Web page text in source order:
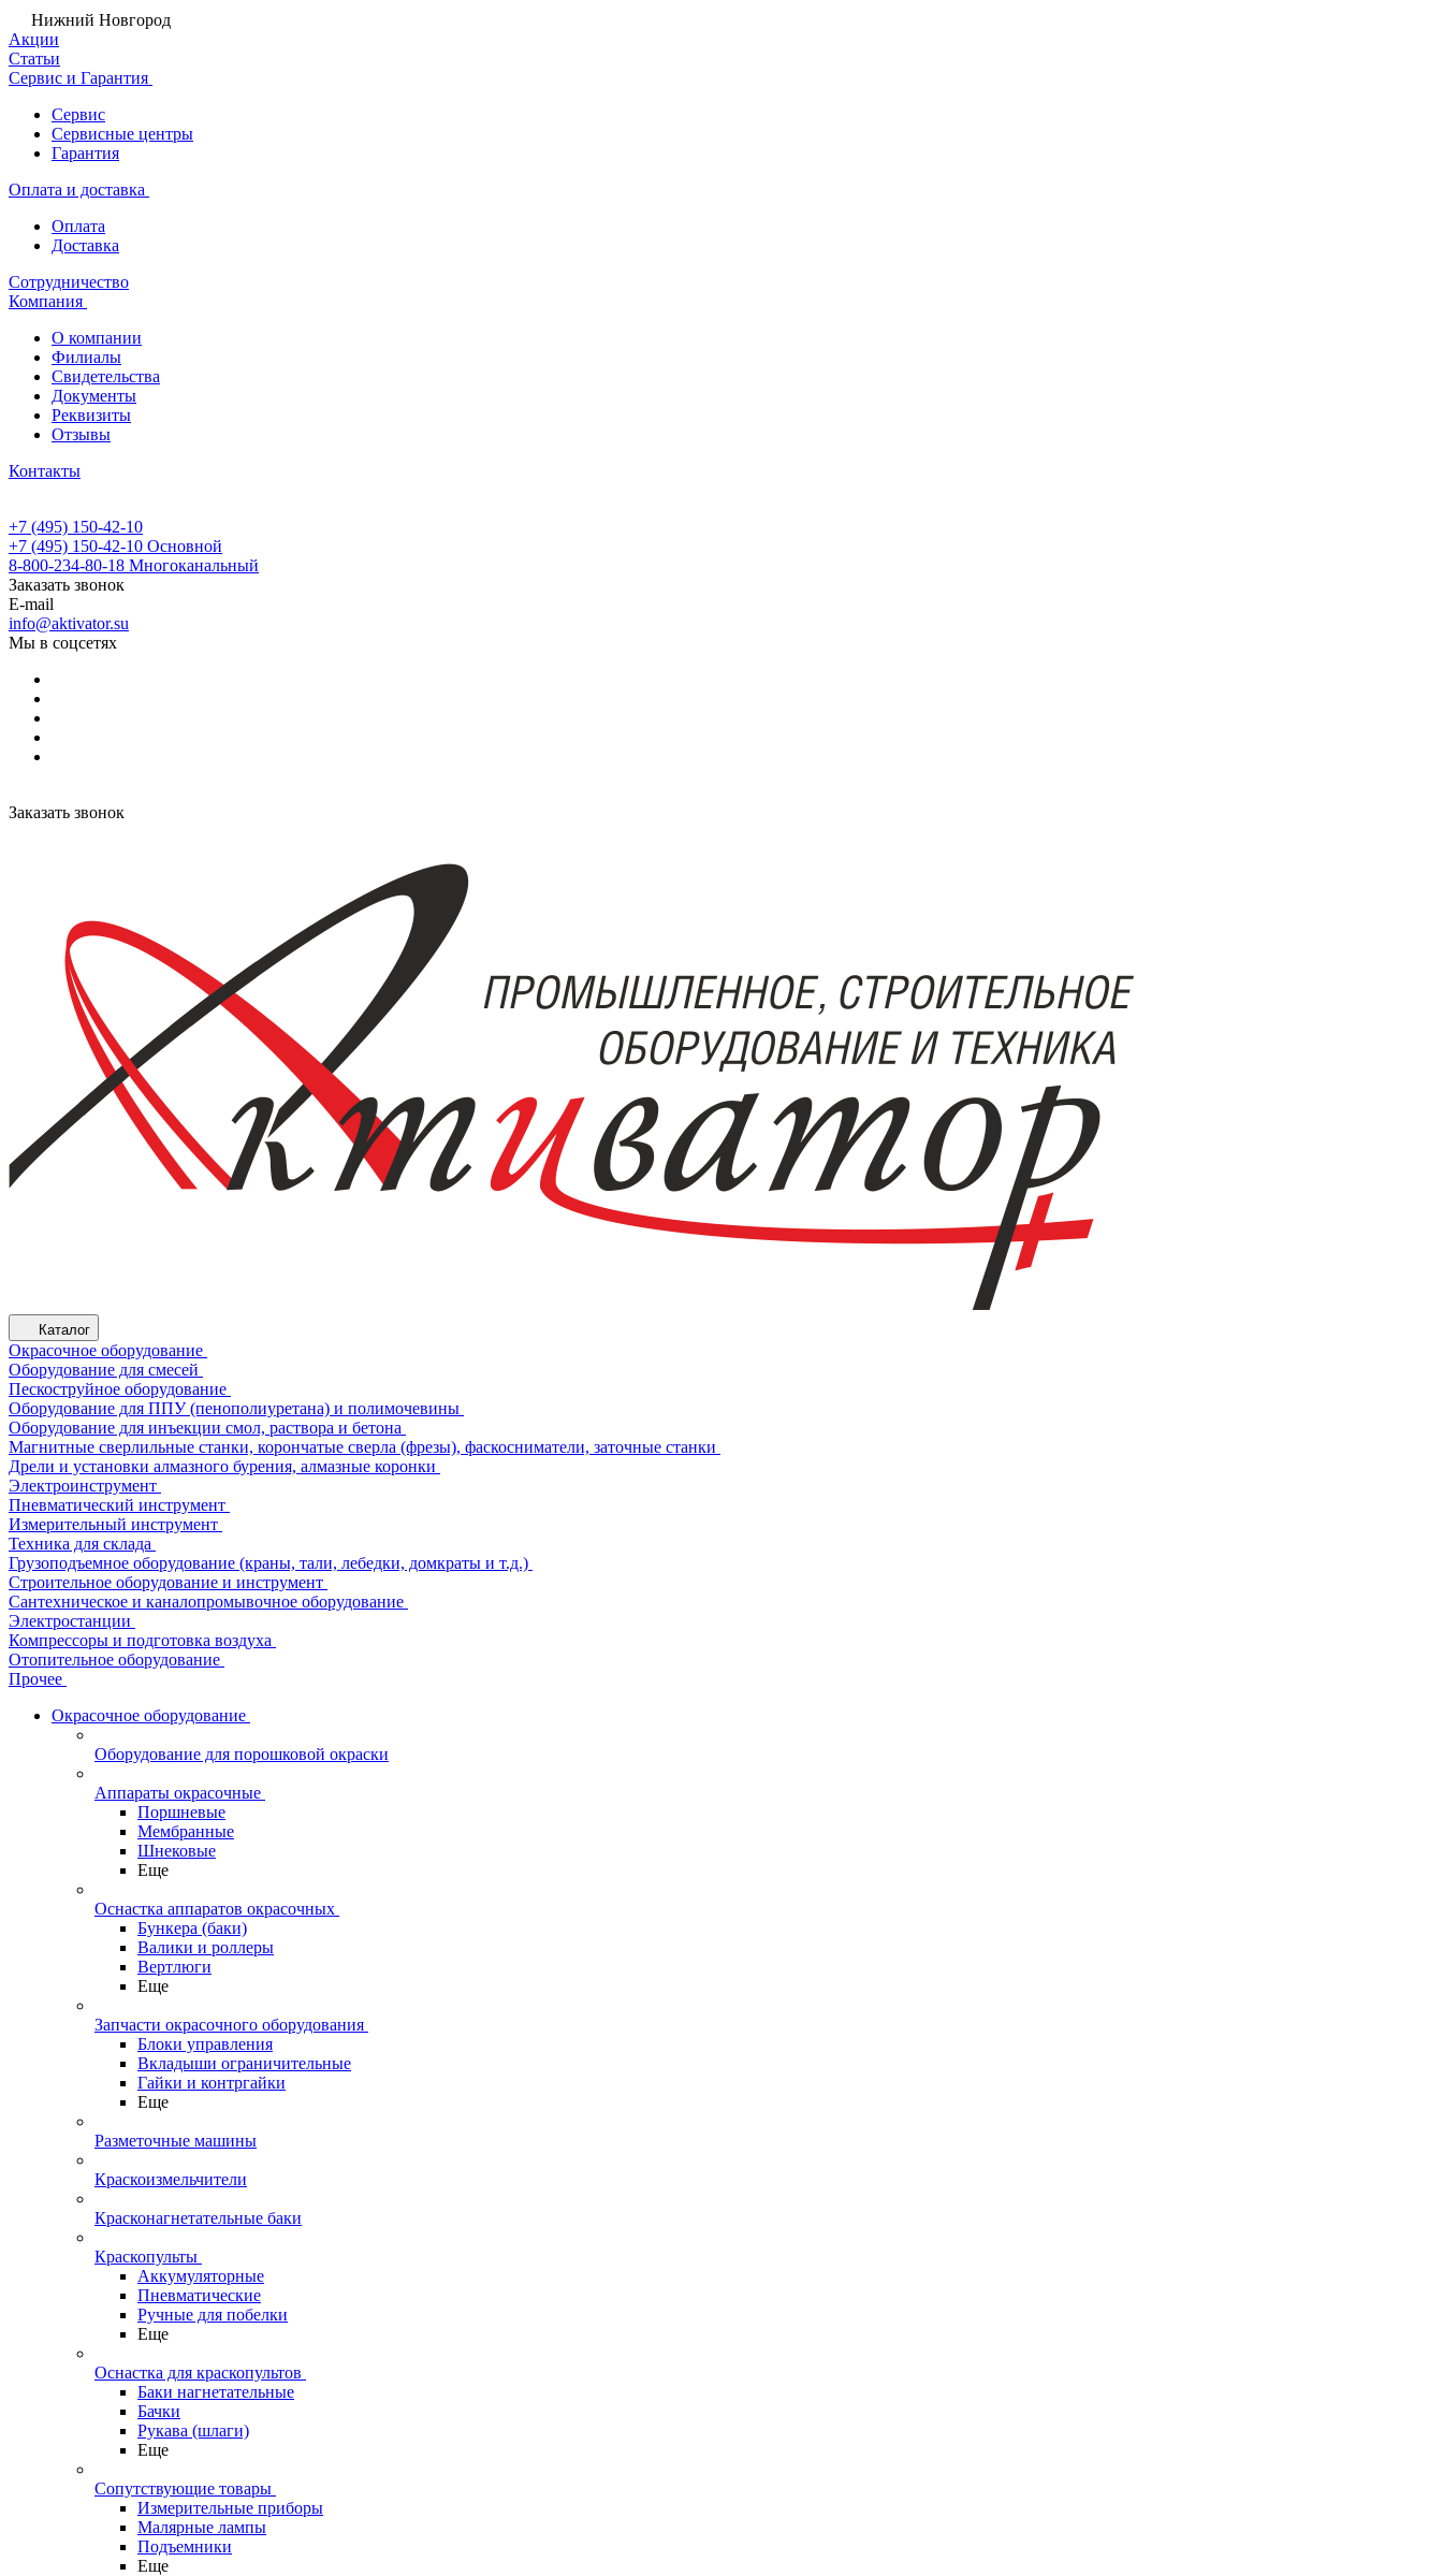
Нижний Новгород
Акции
Статьи
Сервис и Гарантия
Сервис
Сервисные центры
Гарантия
Оплата и доставка
Оплата
Доставка
Сотрудничество
Компания
О компании
Филиалы
Свидетельства
Документы
Реквизиты
Отзывы
Контакты
+7 (495) 150-42-10
+7 (495) 150-42-10 Основной
8-800-234-80-18 Многоканальный
Заказать звонок
E-mail
info@aktivator.su
Мы в соцсетях
Заказать звонок
Каталог
Окрасочное оборудование
Оборудование для смесей
Пескоструйное оборудование
Оборудование для ППУ (пенополиуретана) и полимочевины
Оборудование для инъекции смол, раствора и бетона
Магнитные сверлильные станки, корончатые сверла (фрезы), фаскосниматели, заточные станки
Дрели и установки алмазного бурения, алмазные коронки
Электроинструмент
Пневматический инструмент
Измерительный инструмент
Техника для склада
Грузоподъемное оборудование (краны, тали, лебедки, домкраты и т.д.)
Строительное оборудование и инструмент
Сантехническое и каналопромывочное оборудование
Электростанции
Компрессоры и подготовка воздуха
Отопительное оборудование
Прочее
Окрасочное оборудование
Оборудование для порошковой окраски
Аппараты окрасочные
Поршневые
Мембранные
Шнековые
Еще
Оснастка аппаратов окрасочных
Бункера (баки)
Валики и роллеры
Вертлюги
Еще
Запчасти окрасочного оборудования
Блоки управления
Вкладыши ограничительные
Гайки и контргайки
Еще
Разметочные машины
Краскоизмельчители
Красконагнетательные баки
Краскопульты
Аккумуляторные
Пневматические
Ручные для побелки
Еще
Оснастка для краскопультов
Баки нагнетательные
Бачки
Рукава (шлаги)
Еще
Сопутствующие товары
Измерительные приборы
Малярные лампы
Подъемники
Еще